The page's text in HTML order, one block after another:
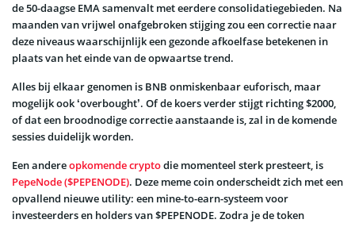
de 50-daagse EMA samenvalt met eerdere consolidatiegebieden. Na
maanden van vrijwel onafgebroken stijging zou een correctie naar
deze niveaus waarschijnlijk een gezonde afkoelfase betekenen in
plaats van het einde van de opwaartse trend.
Alles bij elkaar genomen is BNB onmiskenbaar euforisch, maar
mogelijk ook ‘overbought’. Of de koers verder stijgt richting $2000,
of dat een broodnodige correctie aanstaande is, zal in de komende
sessies duidelijk worden.
Een andereopkomende cryptodie momenteel sterk presteert, is
PepeNode ($PEPENODE). Deze meme coin onderscheidt zich met een
opvallend nieuwe utility: een mine-to-earn-systeem voor
investeerders en holders van $PEPENODE. Zodra je de token